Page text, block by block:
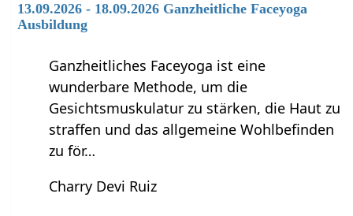
13.09.2026 - 18.09.2026 Ganzheitliche Faceyoga
Ausbildung
Ganzheitliches Faceyoga ist eine
wunderbare Methode, um die
Gesichtsmuskulatur zu stärken, die Haut zu
straffen und das allgemeine Wohlbefinden
zu för…
Charry Devi Ruiz